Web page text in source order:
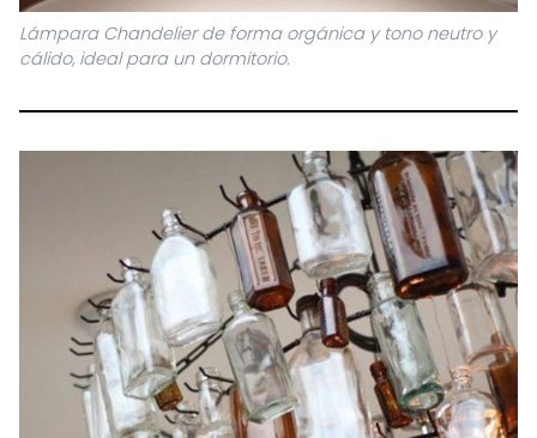
Lámpara Chandelier de forma orgánica y tono neutro y
cálido, ideal para un dormitorio.